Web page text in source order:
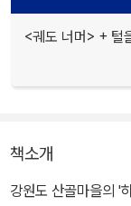
<궤도 너머> + 털
책소개
강원도 산골마을의 '